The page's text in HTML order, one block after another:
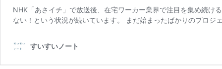
NHK「あさイチ」で放送後、在宅ワーカー業界で注目を集め続け
ない！という状況が続いています。 まだ始まったばかりのプロ
すいすいノート